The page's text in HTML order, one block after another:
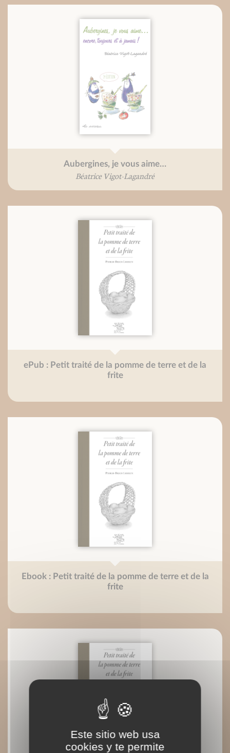
Aubergines, je vous aime…
Béatrice Vigot-Lagandré
ePub : Petit traité de la pomme de terre et de la
frite
Ebook : Petit traité de la pomme de terre et de la
frite
Este sitio web usa
cookies y te permite